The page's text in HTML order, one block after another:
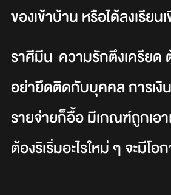
ของเข้าบ้าน หรือได้ลงเรีย
ราศีมีน ความรักตึงเครียด
อย่ายึดติดกับบุคคล การเงิ
รายจ่ายก็อื้อ มีเกณฑ์ถูกเอ
ต้องริเริ่มอะไรใหม่ ๆ จะมีโอ